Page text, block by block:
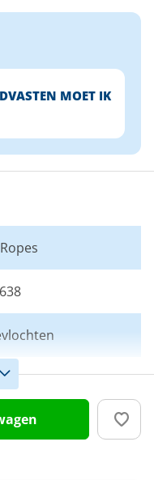
MOET IK